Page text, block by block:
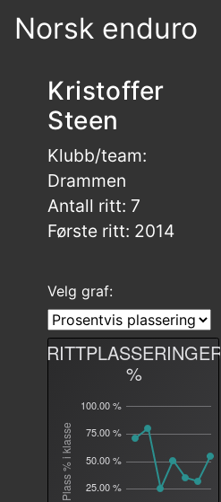
Norsk enduro
Kristoffer
Steen
Klubb/team:
Drammen
Antall ritt: 7
Første ritt: 2014
Velg graf:
Plass % i klasse
RITTPLASSERINGER
%
25.00 %
50.00 %
75.00 %
100.00 %